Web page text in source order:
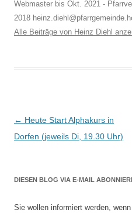
Webmaster bis Okt. 2021 -
2018
Alle Beiträge von Heinz Diehl
Beitragsnavigation
← Heute Start Alphakurs in
Dorfen (jeweils Di, 19.30 Uhr)
DIESEN BLOG VIA E-MAIL
Sie wollen informiert werden,